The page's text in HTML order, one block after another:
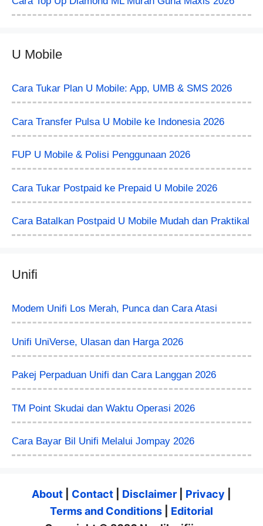
U Mobile
Cara Tukar Plan U Mobile: App, UMB & SMS 2026
Cara Transfer Pulsa U Mobile ke Indonesia 2026
FUP U Mobile & Polisi Penggunaan 2026
Cara Tukar Postpaid ke Prepaid U Mobile 2026
Cara Batalkan Postpaid U Mobile Mudah dan Praktikal
Unifi
Modem Unifi Los Merah, Punca dan Cara Atasi
Unifi UniVerse, Ulasan dan Harga 2026
Pakej Perpaduan Unifi dan Cara Langgan 2026
TM Point Skudai dan Waktu Operasi 2026
Cara Bayar Bil Unifi Melalui Jompay 2026
About Contact Disclaimer Privacy
Terms and Conditions
Editorial